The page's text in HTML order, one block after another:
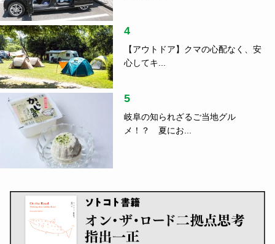
4
【アウトドア】クマの心配なく、安
心してキ...
5
岐阜の知られざるご当地グル
メ！？ 夏にお...